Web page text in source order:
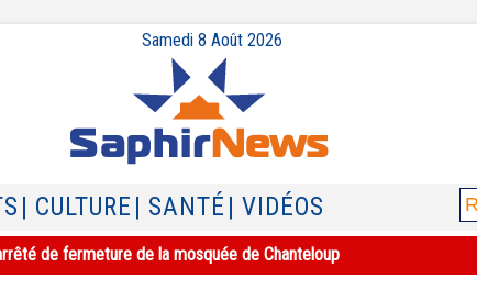
Samedi 8 Août 2026
| CULTURE | SANTÉ | VIDÉOS
des heurts entre hindous et musulmans